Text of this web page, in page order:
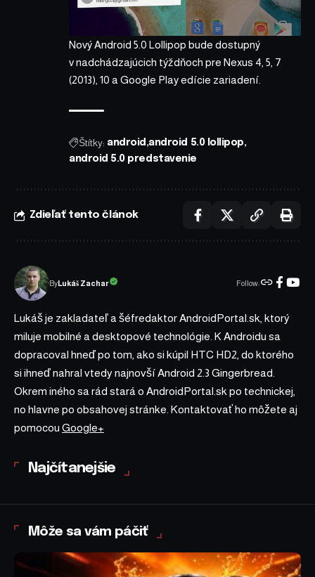
Nový Android 5.0 Lollipop bude dostupný
v nadchádzajúcich týždňoch pre Nexus 4, 5, 7
(2013), 10 a Google Play edície zariadení.
Štítky: android android 5.0 lollipop
android 5.0 predstavenie
Zdieľať tento článok
ByLukáš Zachar Follow:
Lukáš je zakladateľ a šéfredaktor AndroidPortal.sk, ktorý
miluje mobilné a desktopové technológie. K Androidu sa
dopracoval hneď po tom, ako si kúpil HTC HD2, do ktorého
si ihneď nahral vtedy najnovší Android 2.3 Gingerbread.
Okrem iného sa rád stará o AndroidPortal.sk po technickej,
no hlavne po obsahovej stránke. Kontaktovať ho môžete aj
pomocou Google+
Najčítanejšie
Môže sa vám páčiť